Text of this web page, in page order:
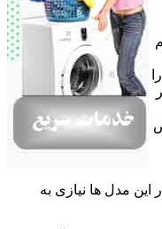
اﯾﻦ مدل ها ﻧﯿﺎزی ﺑﻪ